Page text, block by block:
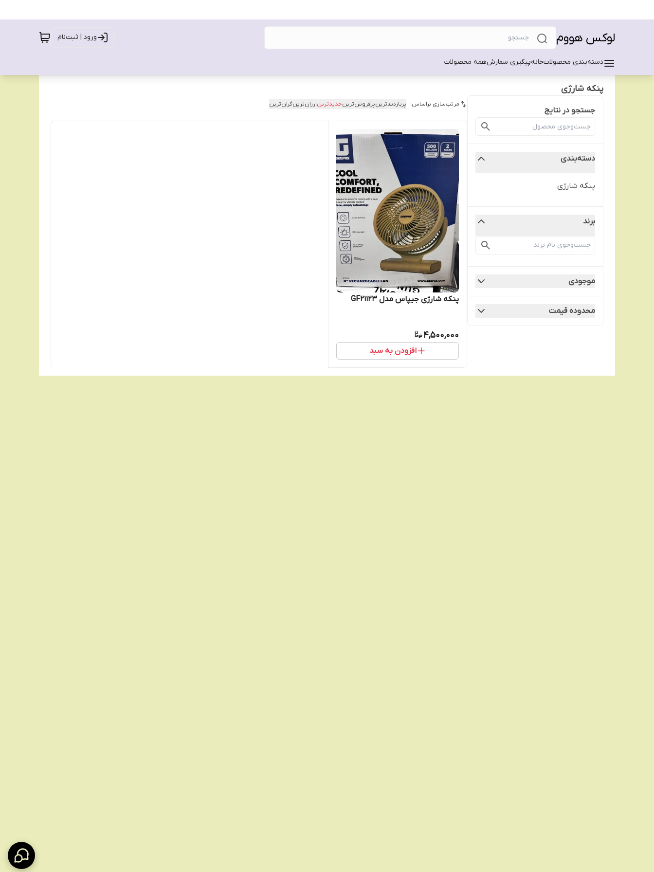
لوکس هووم ورود | ثبت‌نام
دسته‌بندی محصولاتخانهپیگیری سفارشهمه محصولات
پنکه شارژی
جستجو در نتایج
دسته‌بندی
پنکه شارژی
برند
موجودی
محدوده قیمت
مرتب‌سازی براساس: پربازدیدترینپرفروش‌ترینجدیدترینارزان‌ترینگران‌ترین
پنکه شارژی جیپاس مدل GF21123
4,500,000
افزودن به سبد